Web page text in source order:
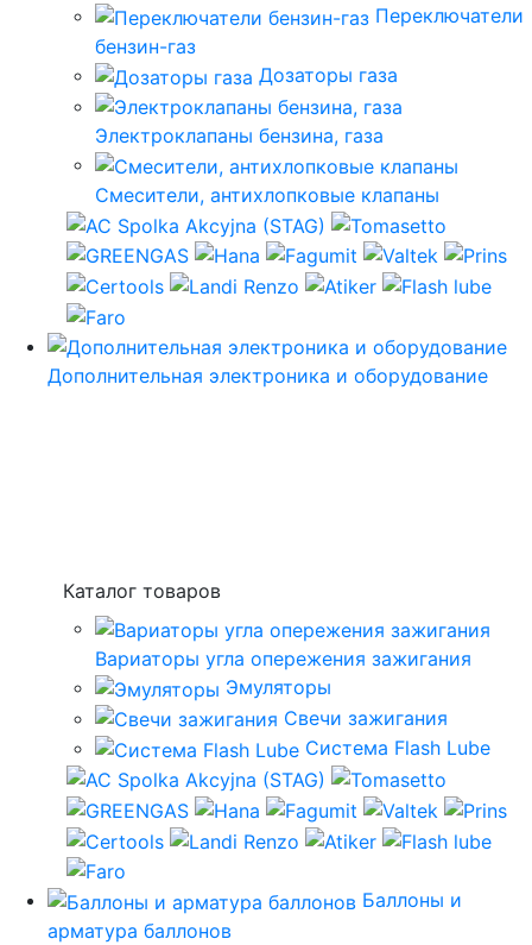
Переключатели
бензин-газ
Дозаторы газа
Электроклапаны бензина, газа
Смесители, антихлопковые клапаны
Дополнительная электроника и оборудование
Каталог товаров
Вариаторы угла опережения зажигания
Эмуляторы
Свечи зажигания
Система Flash Lube
Баллоны и
арматура баллонов